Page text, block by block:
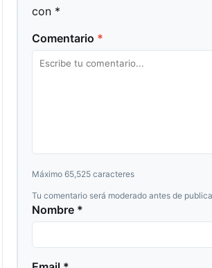
con *
Comentario *
Máximo 65,525 caracteres
Tu comentario será moderado antes de
Nombre *